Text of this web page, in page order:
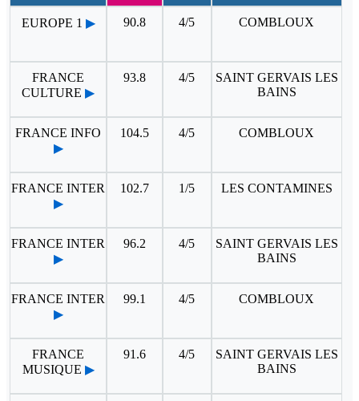
EUROPE 1 ▶ 90.8 4/5 COMBLOUX
FRANCE
CULTURE ▶
93.8 4/5
SAINT GERVAIS LES
BAINS
FRANCE INFO
▶
104.5 4/5 COMBLOUX
FRANCE INTER
▶
102.7 1/5 LES CONTAMINES
FRANCE INTER
▶
96.2 4/5
SAINT GERVAIS LES
BAINS
FRANCE INTER
▶
99.1 4/5 COMBLOUX
FRANCE
MUSIQUE ▶
91.6 4/5
SAINT GERVAIS LES
BAINS